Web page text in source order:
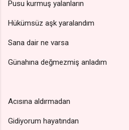
Pusu kurmuş yalanların
Hükümsüz aşk yaralandım
Sana dair ne varsa
Günahına değmezmiş anladım
Acısına aldırmadan
Gidiyorum hayatından